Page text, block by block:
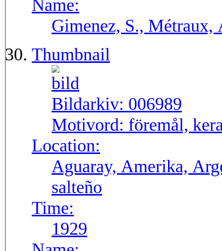
Name:
Gimenez, S., Métraux,
Thumbnail
Bildarkiv: 006989
Motivord: föremål,
Location:
Aguaray, Amerika,
salteño
Time:
1929